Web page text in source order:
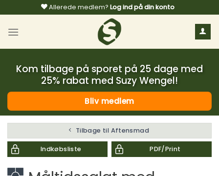
til
indhold
Allerede medlem? Log ind på din konto
Kom tilbage på sporet på 25 dage med
25% rabat med Suzy Wengel!
Bliv medlem
Tilbage til Aftensmad
Indkøbsliste PDF/Print